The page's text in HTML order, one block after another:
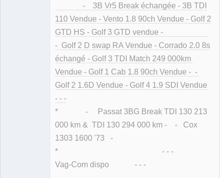
- 3B Vr5 Break échangée - 3B TDI
110 Vendue - Vento 1.8 90ch Vendue - Golf 2
GTD HS - Golf 3 GTD vendue -
- Golf 2 D swap RA Vendue - Corrado 2.0 8s
échangé - Golf 3 TDI Match 249 000km
Vendue - Golf 1 Cab 1.8 90ch Vendue - -
Golf 2 1.6D Vendue - Golf 4 1.9 SDI Vendue
- - -
* - Passat 3BG Break TDI 130 213
000 km & TDI 130 294 000 km - - Cox
1303 1600 '73 -
* - - -
Vag-Com dispo - - -